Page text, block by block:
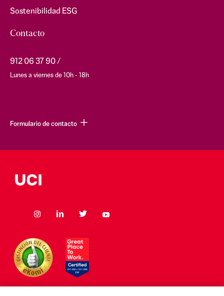
Sostenibilidad ESG
Contacto
912 06 37 90
Lunes a viernes de 10h - 18h
Formulario de contacto